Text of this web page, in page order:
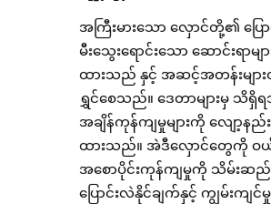
အကြီးမားသော လှောင်တို့၏ ပြ
မီးသွေးရောင်းသော ဆောင်း
ထားသည် နှင့် အဆင့်အတန်းများ
ရွှင်စေသည်။ ဒေတာများမှ သိ
အချိန်ကုန်ကျမှုများကို လျော့န
ထားသည်။ အဲဒီလှောင်တွေကို ဝယ်ယူ
အစောပိုင်းကုန်ကျမှုကို သိမ်းဆည်
ပြောင်းလဲနိုင်ချက်နှင့် ကျွမ်းက